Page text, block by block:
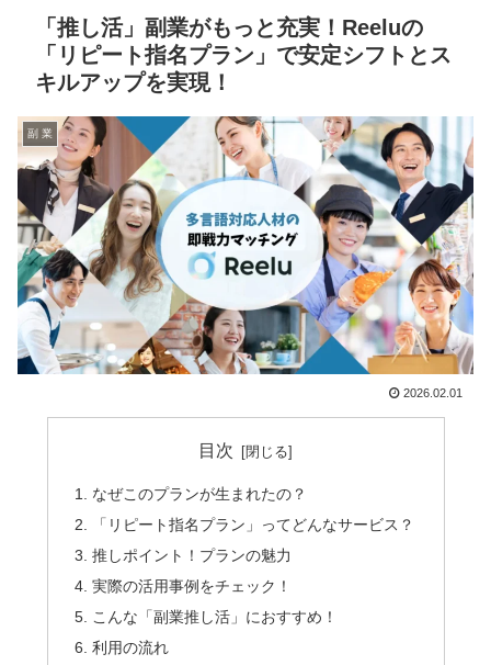
「推し活」副業がもっと充実！Reeluの
「リピート指名プラン」で安定シフトとス
キルアップを実現！
副 業
2026.02.01
目次
なぜこのプランが生まれたの？
「リピート指名プラン」ってどんなサービス？
推しポイント！プランの魅力
実際の活用事例をチェック！
こんな「副業推し活」におすすめ！
利用の流れ